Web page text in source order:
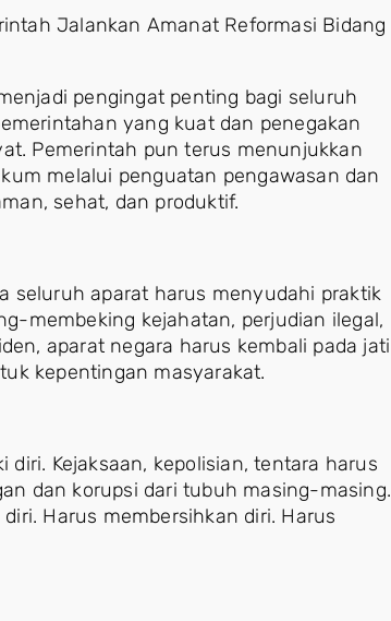
Jalankan Amanat Reformasi Bidang
pengingat penting bagi seluruh
yang kuat dan penegakan
Pemerintah pun terus menunjukkan
melalui penguatan pengawasan dan
sehat, dan produktif.
seluruh aparat harus menyudahi praktik
membeking kejahatan, perjudian ilegal,
aparat negara harus kembali pada jati
kepentingan masyarakat.
Kejaksaan, kepolisian, tentara harus
dan korupsi dari tubuh masing-masing.
Harus membersihkan diri. Harus